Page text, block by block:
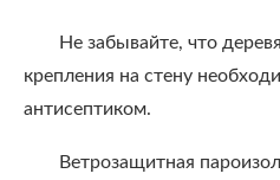
Не забывайте, что
крепления на стену
антисептиком.
Ветрозащитная